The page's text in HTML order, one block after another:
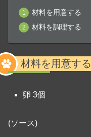
材料を用意する
材料を調理する
材料を用意する
卵 3個
(ソース)